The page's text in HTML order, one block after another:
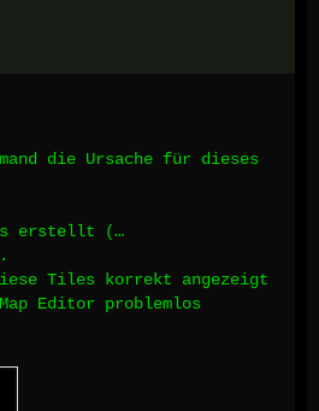
die Ursache für dieses
erstellt (…
Tiles korrekt angezeigt
Editor problemlos